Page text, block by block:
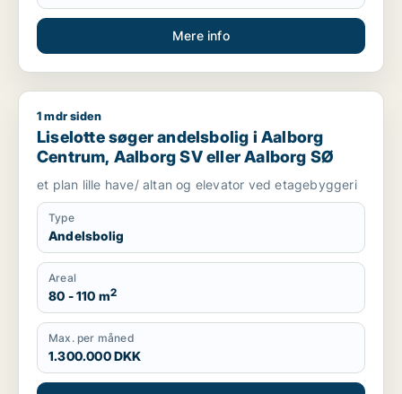
Mere info
Liselotte søger andelsbolig i Aalborg Centrum, Aalborg SV
1 mdr siden
Liselotte søger andelsbolig i Aalborg
Centrum, Aalborg SV eller Aalborg SØ
et plan lille have/ altan og elevator ved etagebyggeri
Type
Andelsbolig
Areal
80 - 110 m2
Max. per måned
1.300.000 DKK